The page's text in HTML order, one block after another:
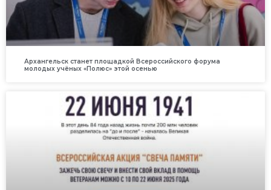
Архангельск станет площадкой Всероссийского форума
молодых учёных «Полюс» этой осенью